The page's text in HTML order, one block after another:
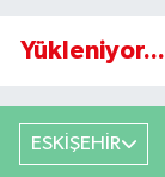
Yükleniyor...
ESKİŞEHİR